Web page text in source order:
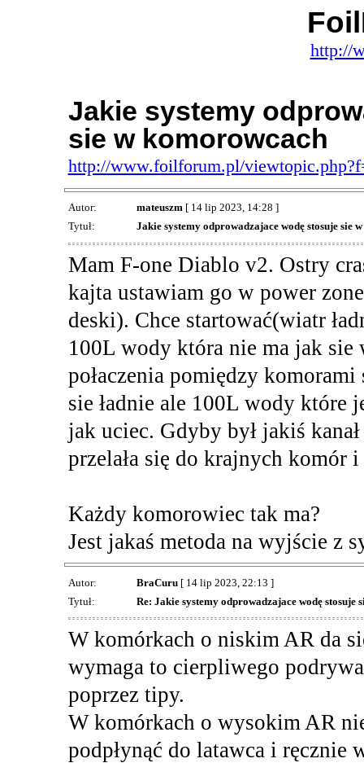
http://
Jakie systemy
sie w komorowcach
http://www.foilforum.pl/
Autor: mateuszm[ 14 lip 2023, 14:28 ]
Tytuł:
Jakie systemy odprowadzajace wodę stosuje sie
Mam F-one Diablo v2. Ostry
kajta ustawiam go w power
deski). Chce startować(wiatr
100L wody która nie ma jak sie
połaczenia pomiędzy
sie ładnie ale 100L wody które
jak uciec. Gdyby był jakiś
przelała się do krajnych komór
Każdy komorowiec tak ma?
Jest jakaś metoda na wyjście z
Autor: BraCuru[ 14 lip 2023, 22:13 ]
Tytuł:
Re: Jakie systemy odprowadzajace wodę stosuje
W komórkach o niskim AR da
wymaga to cierpliwego
poprzez tipy.
W komórkach o wysokim AR
podpłynąć do latawca i ręcznie